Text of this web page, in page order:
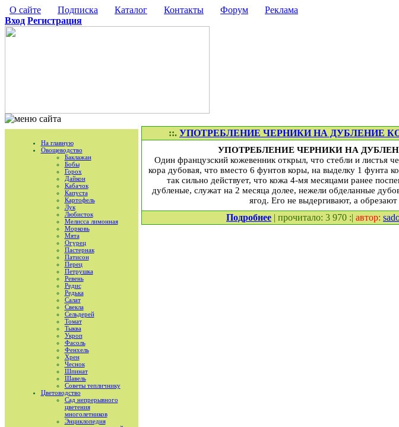
О сайте Подписка Каталог Контакты Форум
Реклама
Вход Регистрация
На главную
Овощеводство
Баклажан
Бобы
Горох
Дайкон
Кабачок
Капуста
Картофель
Лук
Любисток
Мелисса лимонная
Морковь
Мята
Огурец
Пастернак
Патисон
Перец
Петрушка
Ревень
Редис
Редька
Салат
Свекла
Сельдерей
Томат
Тыква
Укроп
Фасоль
Фенхель
Хрен
Чеснок
Шпинат
Шавель
Советы тепличнику
Цветоводство
Сад непрерывного
цветения
многолетников
Энциклопедия
::. УПОТРЕБЛЕНИЕ ЧЕРНИКИ НА ДУБЛЕНИЕ КОЖ
УПОТРЕБЛЕНИЕ ЧЕРНИКИ НА ДУБЛЕНИЕ
Один французский кожевенник открыл, что стебли и листья
кора дубовая, что вместо 6 фунтов коры, на выделку 1 фунта
так сильно действует, что кожа 4-мя месяцами ранее
дубленые, служат на 2 месяца долее, нежели обделанные
ягод. Его не выдергивают, а
Подробнее | прочитало: 3 970 :| автор: